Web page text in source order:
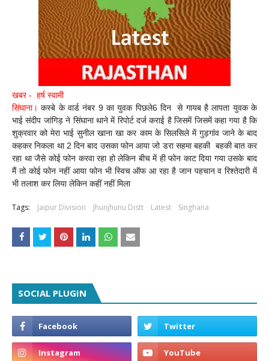
खबर - हर्ष स्वामी
सिंघाना। कस्बे के वार्ड नंबर 9 का युवक पिछले6 दिन से गायब है लापता युवक के
भाई संदीप जांगिड़ ने सिंघाना थाने में रिपोर्ट दर्ज कराई है जिसमें जिसमें कहा गया है कि
शुक्रवार को मेरा भाई सुनील खाना खा कर काम के सिलसिले में गुड़गांव जाने के बाद
कहकर निकला था 2 दिन बाद उसका फोन आया जो डरा सहमा बहकी बहकी बात कर
रहा था जैसे कोई फोन करवा रहा हो लेकिन बीच में ही फोन काट दिया गया उसके बाद
मैं तो कोई फोन नहीं आया फोन भी स्विच ऑफ आ रहा है जान पहचान व रिश्तेदारी में
भी तलाश कर लिया लेकिन कहीं नहीं मिला
Tags: Jaipur Division Jhunjhunu Distt Latest Singhana
SOCIAL PLUGIN